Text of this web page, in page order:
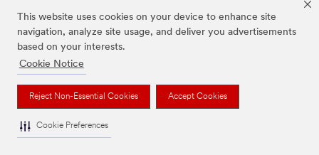
This website uses cookies on your device to enhance site
navigation, analyze site usage, and deliver you advertisements
based on your interests.
Cookie Notice
Reject Non-Essential Cookies Accept Cookies
Cookie Preferences